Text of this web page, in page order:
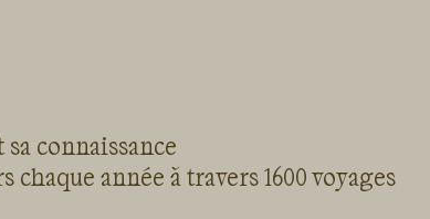
connaissance
année à travers 1600 voyages